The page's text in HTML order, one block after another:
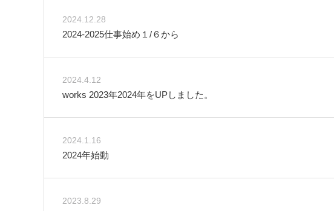
2024.12.28
2024-2025仕事始め１/６から
2024.4.12
works 2023年2024年をUPしました。
2024.1.16
2024年始動
2023.8.29